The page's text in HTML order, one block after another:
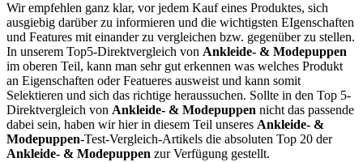
Wir empfehlen ganz klar, vor jedem Kauf eines Produktes, sich
ausgiebig darüber zu informieren und die wichtigsten EIgenschaften
und Features mit einander zu vergleichen bzw. gegenüber zu stellen.
In unserem Top5-Direktvergleich von Ankleide- & Modepuppen
im oberen Teil, kann man sehr gut erkennen was welches Produkt
an Eigenschaften oder Featueres ausweist und kann somit
Selektieren und sich das richtige heraussuchen. Sollte in den Top 5-
Direktvergleich von Ankleide- & Modepuppen nicht das passende
dabei sein, haben wir hier in diesem Teil unseres Ankleide- &
Modepuppen-Test-Vergleich-Artikels die absoluten Top 20 der
Ankleide- & Modepuppen zur Verfügung gestellt.